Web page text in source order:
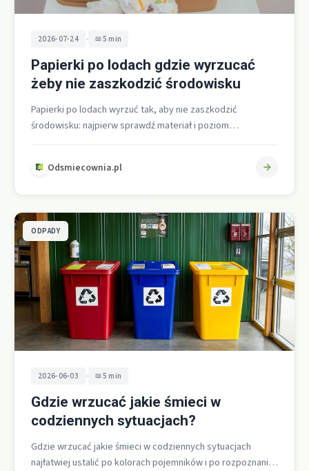
2026-07-24 • 5 min
Papierki po lodach gdzie wyrzucać
żeby nie zaszkodzić środowisku
Papierki po lodach wyrzuć tak, aby nie zaszkodzić
środowisku: najpierw sprawdź materiał i poziom
Odsmiecownia.pl
ODPADY
2026-06-03 • 5 min
Gdzie wrzucać jakie śmieci w
codziennych sytuacjach?
Gdzie wrzucać jakie śmieci w codziennych sytuacjach
najłatwiej ustalić po kolorach pojemników i po rozpoznaniu